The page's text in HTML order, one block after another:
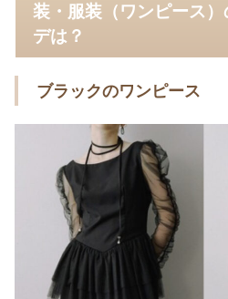
装・服装（ワンピース
デは？
ブラックのワンピース